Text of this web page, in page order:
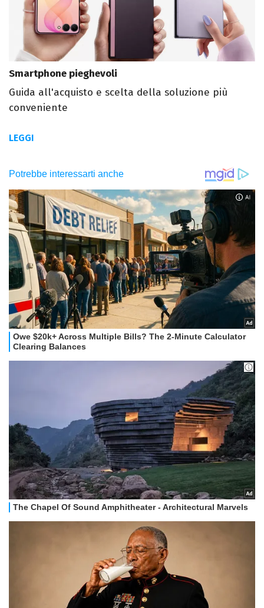
Smartphone pieghevoli
Guida all'acquisto e scelta della soluzione più
conveniente
LEGGI